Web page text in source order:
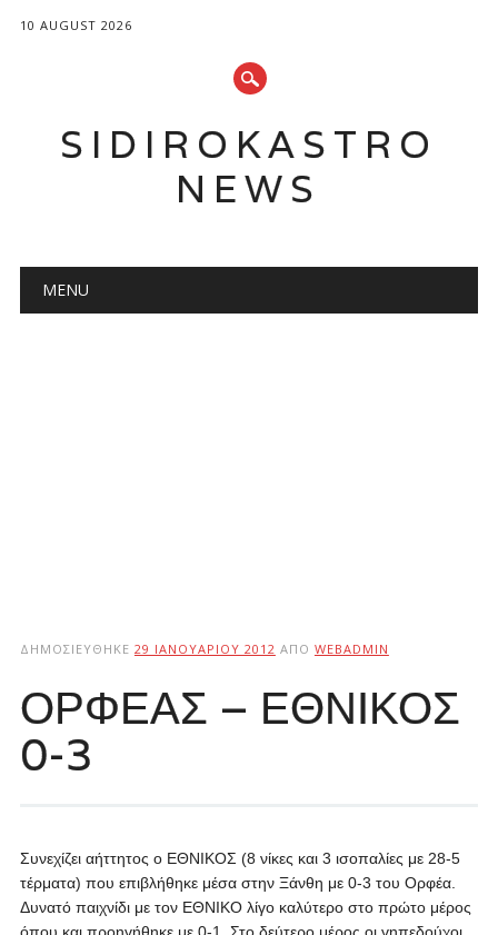
10 AUGUST 2026
SIDIROKASTRO
NEWS
Main menu
MENU
ΔΗΜΟΣΙΕΎΘΗΚΕ 29 ΙΑΝΟΥΑΡΊΟΥ 2012 ΑΠΌ WEBADMIN
ΟΡΦΕΑΣ – ΕΘΝΙΚΟΣ
0-3
Συνεχίζει αήττητος ο ΕΘΝΙΚΟΣ (8 νίκες και 3 ισοπαλίες με 28-5
τέρματα) που επιβλήθηκε μέσα στην Ξάνθη με 0-3 του Ορφέα.
Δυνατό παιχνίδι με τον ΕΘΝΙΚΟ λίγο καλύτερο στο πρώτο μέρος